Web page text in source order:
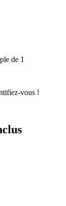
de 1
vous !